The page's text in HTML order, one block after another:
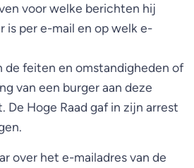
voor welke berichten hij
is per e-mail en op welk e-
de feiten en omstandigheden of
van een burger aan deze
De Hoge Raad gaf in zijn arrest
over het e-mailadres van de